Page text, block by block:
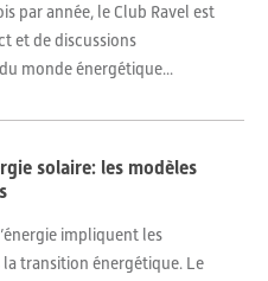
par année, le Club Ravel est
et de discussions
monde énergétique...
solaire: les modèles
impliquent les
transition énergétique. Le